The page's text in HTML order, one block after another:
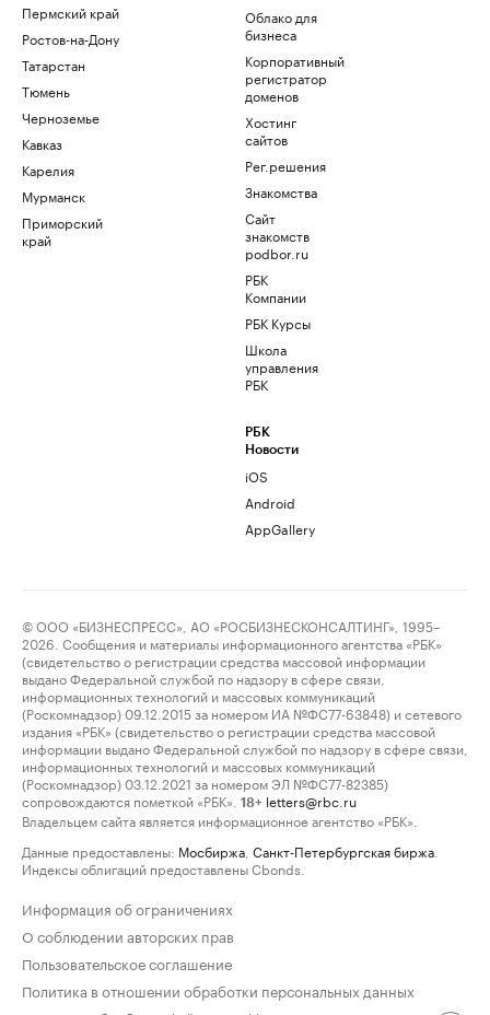
Пермский край
Ростов-на-Дону
Татарстан
Тюмень
Черноземье
Кавказ
Карелия
Мурманск
Приморский
край
Облако для
бизнеса
Корпоративный
регистратор
доменов
Хостинг
сайтов
Рег.решения
Знакомства
Сайт
знакомств
podbor.ru
РБК
Компании
РБК Курсы
Школа
управления
РБК
РБК
Новости
iOS
Android
AppGallery
© ООО «БИЗНЕСПРЕСС», АО «РОСБИЗНЕСКОНСАЛТИНГ», 1995–
2026. Сообщения и материалы информационного агентства «РБК»
(свидетельство о регистрации средства массовой информации
выдано Федеральной службой по надзору в сфере связи,
информационных технологий и массовых коммуникаций
(Роскомнадзор) 09.12.2015 за номером ИА №ФС77-63848) и сетевого
издания «РБК» (свидетельство о регистрации средства массовой
информации выдано Федеральной службой по надзору в сфере связи,
информационных технологий и массовых коммуникаций
(Роскомнадзор) 03.12.2021 за номером ЭЛ №ФС77-82385)
сопровождаются пометкой «РБК».
18+ letters@rbc.ru
Владельцем сайта является информационное агентство «РБК».
Данные предоставлены: Мосбиржа Санкт-Петербургская биржа
Индексы облигаций предоставлены Cbonds.
Информация об ограничениях
О соблюдении авторских прав
Пользовательское соглашение
Политика в отношении обработки персональных данных